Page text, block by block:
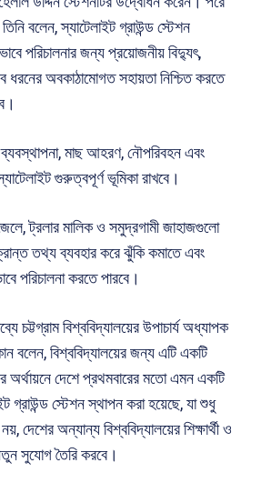
বলেন, স্যাটেলাইট গ্রাউন্ড স্টেশন
পরিচালনার জন্য প্রয়োজনীয় বিদ্যুৎ,
ধরনের অবকাঠামোগত সহায়তা নিশ্চিত করতে
মাছ আহরণ, নৌপরিবহন এবং
গুরুত্বপূর্ণ ভূমিকা রাখবে।
ট্রলার মালিক ও সমুদ্রগামী জাহাজগুলো
তথ্য ব্যবহার করে ঝুঁকি কমাতে এবং
পরিচালনা করতে পারবে।
চট্টগ্রাম বিশ্ববিদ্যালয়ের উপাচার্য অধ্যাপক
বলেন, বিশ্ববিদ্যালয়ের জন্য এটি একটি
অর্থায়নে দেশে প্রথমবারের মতো এমন একটি
গ্রাউন্ড স্টেশন স্থাপন করা হয়েছে, যা শুধু
দেশের অন্যান্য বিশ্ববিদ্যালয়ের শিক্ষার্থী ও
সুযোগ তৈরি করবে।